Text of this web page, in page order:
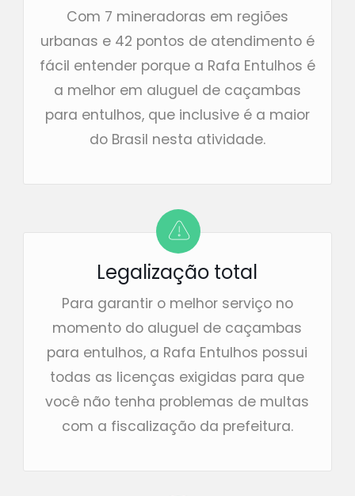
Com 7 mineradoras em regiões
urbanas e 42 pontos de atendimento é
fácil entender porque a Rafa Entulhos é
a melhor em aluguel de caçambas
para entulhos, que inclusive é a maior
do Brasil nesta atividade.
Legalização total
Para garantir o melhor serviço no
momento do aluguel de caçambas
para entulhos, a Rafa Entulhos possui
todas as licenças exigidas para que
você não tenha problemas de multas
com a fiscalização da prefeitura.